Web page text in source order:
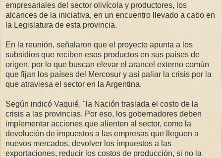
empresariales del sector olivícola y productores, los
alcances de la iniciativa, en un encuentro llevado a cabo en
la Legislatura de esta provincia.
En la reunión, señalaron que el proyecto apunta a los
subsidios que reciben esos productos en sus países de
origen, por lo que buscan elevar el arancel externo común
que fijan los países del Mercosur y así paliar la crisis por la
que atraviesa el sector en la Argentina.
Según indicó Vaquié, "la Nación traslada el costo de la
crisis a las provincias. Por eso, los gobernadores deben
implementar acciones que alienten al sector, como la
devolución de impuestos a las empresas que lleguen a
nuevos mercados, devolver los impuestos a las
exportaciones, reducir los costos de producción, si no la